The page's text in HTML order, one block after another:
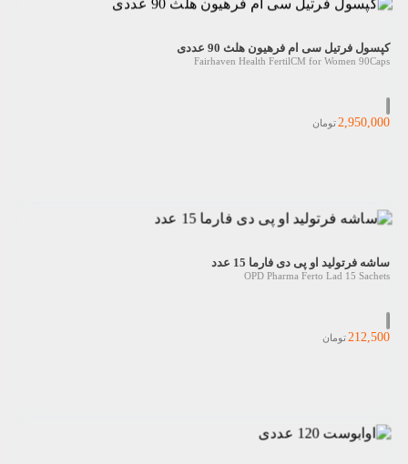
کپسول فرتیل سی ام فرهیون هلث 90 عددی
Fairhaven Health FertilCM for Women 90Caps
2,950,000تومان
ساشه فرتولید او پی دی فارما 15 عدد
OPD Pharma Ferto Lad 15 Sachets
212,500تومان